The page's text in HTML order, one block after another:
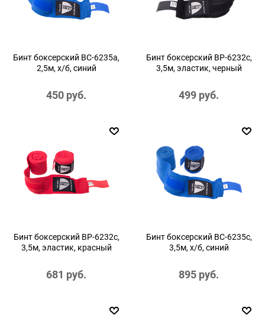
Бинт боксерский BC-6235a,
2,5м, х/б, синий
450 руб.
Бинт боксерский BP-6232c,
3,5м, эластик, черный
499 руб.
Бинт боксерский BP-6232c,
3,5м, эластик, красный
681 руб.
Бинт боксерский BC-6235c,
3,5м, х/б, синий
895 руб.